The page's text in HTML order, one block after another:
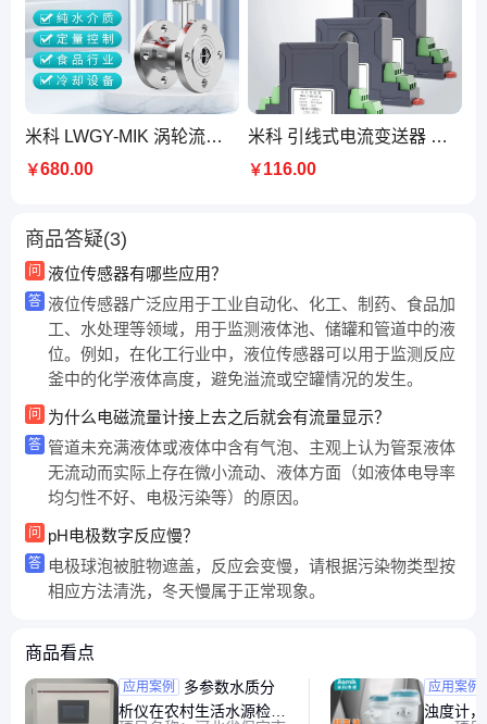
米科 LWGY-MIK 涡轮流量计 可测无腐蚀液体水油 厂家直供
￥680.00
米科 引线式电流变送器 三相交流电流传感器 水泵设备电流监测
￥116.00
商品答疑(3)
问 液位传感器有哪些应用？
答 液位传感器广泛应用于工业自动化、化工、制药、食品加
工、水处理等领域，用于监测液体池、储罐和管道中的液
位。例如，在化工行业中，液位传感器可以用于监测反应
釜中的化学液体高度，避免溢流或空罐情况的发生。
问 为什么电磁流量计接上去之后就会有流量显示？
答 管道未充满液体或液体中含有气泡、主观上认为管泵液体
无流动而实际上存在微小流动、液体方面（如液体电导率
均匀性不好、电极污染等）的原因。
问 pH电极数字反应慢？
答 电极球泡被脏物遮盖，反应会变慢，请根据污染物类型按
相应方法清洗，冬天慢属于正常现象。
商品看点
应用案例
析仪在农村生活水源检测
应用案例
浊度计